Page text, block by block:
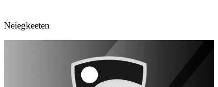
Neiegkeeten